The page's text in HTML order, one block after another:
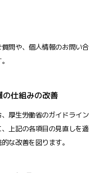
問や、個人情報のお問い合
の仕組みの改善
厚生労働省のガイドライン
上記の各項目の見直しを適
な改善を図ります。